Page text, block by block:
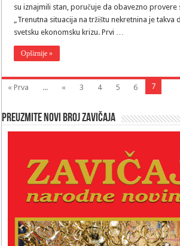
su iznajmili stan, poručuje da obavezno provere
„Trenutna situacija na tržištu nekretnina je takva
svetsku ekonomsku krizu. Prvi …
Opširnije »
« Prva ... « 3 4 5 6 7
Preuzmite novi broj Zavičaja